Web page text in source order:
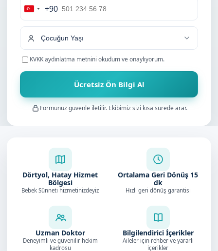
Turkey
+90
+90
KVKK aydınlatma metnini okudum ve onaylıyorum.
Ücretsiz Ön Bilgi Al
Formunuz güvenle iletilir. Ekibimiz sizi kısa sürede arar.
Dörtyol, Hatay Hizmet
Bölgesi
Bebek Sünneti hizmetinizdeyiz
Ortalama Geri Dönüş 15
dk
Hızlı geri dönüş garantisi
Uzman Doktor
Deneyimli ve güvenilir hekim
kadrosu
Bilgilendirici İçerikler
Aileler için rehber ve yararlı
içerikler